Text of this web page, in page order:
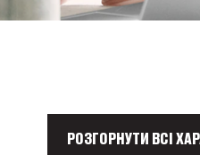
РОЗГОРНУТИ ВСІ